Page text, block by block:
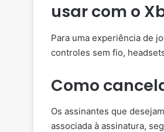
usar com o
Para uma experiência de
controles sem fio,
Como
Os assinantes que
associada à assinatura,